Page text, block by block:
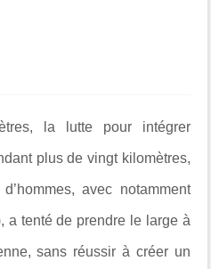
la lutte pour intégrer
plus de vingt kilomètres,
avec notamment
a tenté de prendre le large à
sans réussir à créer un